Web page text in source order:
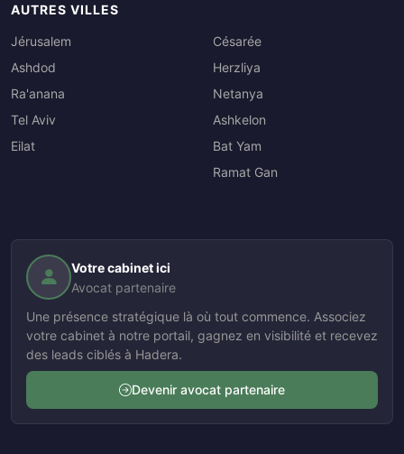
AUTRES VILLES
Jérusalem
Ashdod
Ra'anana
Tel Aviv
Eilat
Césarée
Herzliya
Netanya
Ashkelon
Bat Yam
Ramat Gan
Votre cabinet ici
Avocat partenaire
Une présence stratégique là où tout commence. Associez
votre cabinet à notre portail, gagnez en visibilité et recevez
des leads ciblés à Hadera.
Devenir avocat partenaire